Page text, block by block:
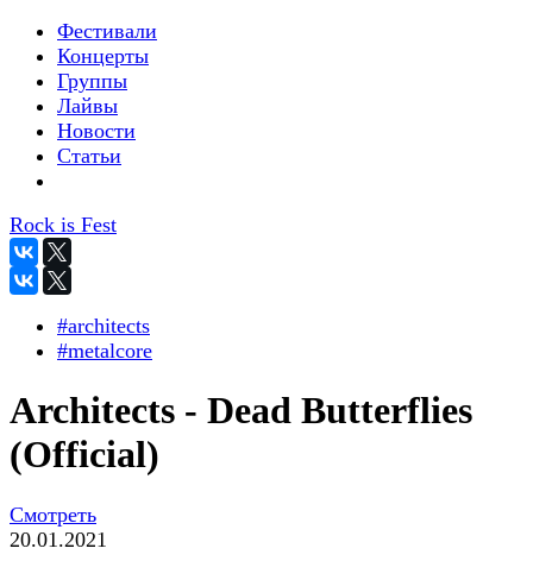
Фестивали
Концерты
Группы
Лайвы
Новости
Статьи
Rock is Fest
#architects
#metalcore
Architects - Dead Butterflies
(Official)
Смотреть
20.01.2021